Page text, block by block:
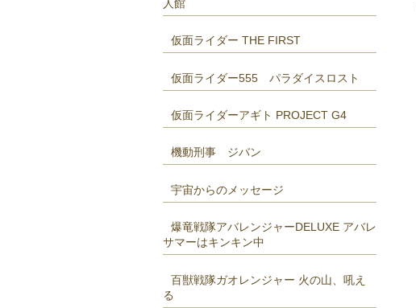
人館
仮面ライダー THE FIRST
仮面ライダー555 パラダイスロスト
仮面ライダーアギト PROJECT G4
機動刑事 ジバン
宇宙からのメッセージ
爆竜戦隊アバレンジャーDELUXE アバレ
サマーはキンキン中
百獣戦隊ガオレンジャー 火の山、吼え
る